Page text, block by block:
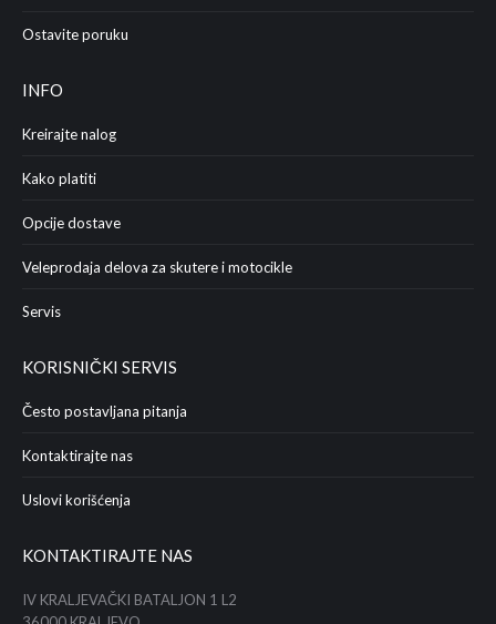
Ostavite poruku
INFO
Kreirajte nalog
Kako platiti
Opcije dostave
Veleprodaja delova za skutere i motocikle
Servis
KORISNIČKI SERVIS
Često postavljana pitanja
Kontaktirajte nas
Uslovi korišćenja
KONTAKTIRAJTE NAS
IV KRALJEVAČKI BATALJON 1 L2